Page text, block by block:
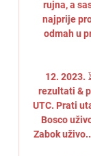
rujna, a
najprije
odmah u
12. 2023.
rezultati &
UTC. Prati
Bosco
Zabok